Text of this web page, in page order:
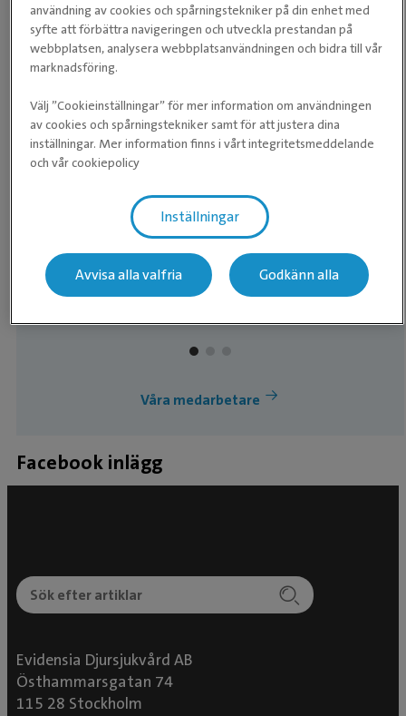
CHEFSVETERINÄR ORTOPEDI
Christian Pedersen
Leg. Veterinär, Specialistkompetens i
hästens sjukdomar, Cert. ISELP
Christian tog veterinärexamen vid Köpenhamns
Universitet 2004 och började efter några år som
ambulatorisk veterinär i Danmark arbeta hos
oss på Specialisthästsjukhuset i Helsingborg.
ISELP – International Society of Equine
i alla delar av hästens rörelseapparat. Christian
har ett stort intresse för sjukdomar i hästens
Läs mer om Christian
Våra medarbetare
Facebook inlägg
Evidensia Djursjukvård AB
Östhammarsgatan 74
115 28 Stockholm
användning av cookies och spårningstekniker på din enhet med
syfte att förbättra navigeringen och utveckla prestandan på
webbplatsen, analysera webbplatsanvändningen och bidra till vår
marknadsföring.
Välj ”Cookieinställningar” för mer information om användningen
av cookies och spårningstekniker samt för att justera dina
inställningar. Mer information finns i vårt integritetsmeddelande
och vår cookiepolicy
Inställningar
Avvisa alla valfria Godkänn alla